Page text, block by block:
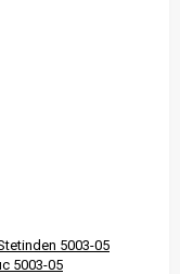
5003-05
5003-05